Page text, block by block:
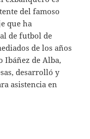
del famoso
que ha
de futbol de
de los años
Ibáñez de Alba,
desarrolló y
asistencia en